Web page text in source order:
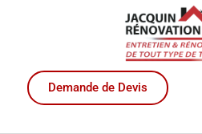
Demande de Devis